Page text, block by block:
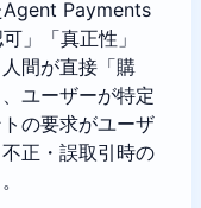
Payments
」「真正性」
間が直接「購
ユーザーが特定
の要求がユーザ
正・誤取引時の